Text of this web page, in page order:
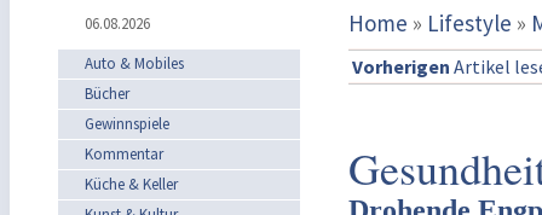
06.08.2026 Home » Lifestyle »
Auto & Mobiles
Bücher
Gewinnspiele
Kommentar
Küche & Keller
Vorherigen Artikel